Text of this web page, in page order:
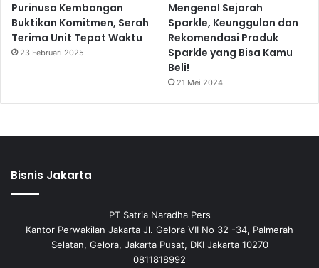
Purinusa Kembangan
Buktikan Komitmen, Serah
Terima Unit Tepat Waktu
23 Februari 2025
Mengenal Sejarah
Sparkle, Keunggulan dan
Rekomendasi Produk
Sparkle yang Bisa Kamu
Beli!
21 Mei 2024
Bisnis Jakarta
PT Satria Naradha Pers
Kantor Perwakilan Jakarta Jl. Gelora VII No 32 -34, Palmerah
Selatan, Gelora, Jakarta Pusat, DKI Jakarta 10270
0811818992